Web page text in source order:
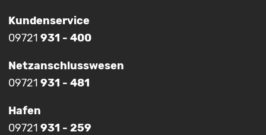
Kundenservice
09721 931 - 400
Netzanschlusswesen
09721 931 - 481
Hafen
09721 931 - 259